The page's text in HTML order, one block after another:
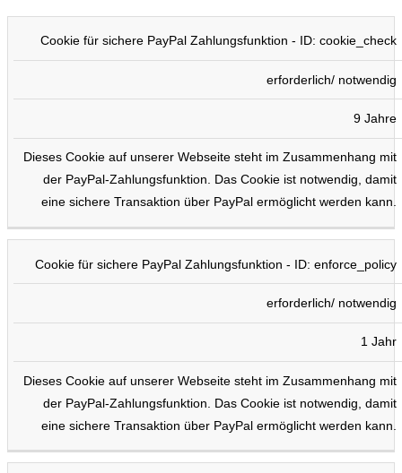
COOKIE TYP DAUER BESCHREIBUNG
Cookie für sichere PayPal Zahlungsfunktion - ID: cookie_check
erforderlich/ notwendig
9 Jahre
Dieses Cookie auf unserer Webseite steht im Zusammenhang mit
der PayPal-Zahlungsfunktion. Das Cookie ist notwendig, damit
eine sichere Transaktion über PayPal ermöglicht werden kann.
Cookie für sichere PayPal Zahlungsfunktion - ID: enforce_policy
erforderlich/ notwendig
1 Jahr
Dieses Cookie auf unserer Webseite steht im Zusammenhang mit
der PayPal-Zahlungsfunktion. Das Cookie ist notwendig, damit
eine sichere Transaktion über PayPal ermöglicht werden kann.